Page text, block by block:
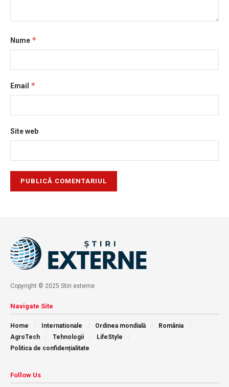
Nume *
Email *
Site web
Copyright © 2025 Stiri externe
Navigate Site
Home Internationale Ordinea mondială
România
AgroTech
Tehnologii
LifeStyle
Politica de confidențialitate
Follow Us